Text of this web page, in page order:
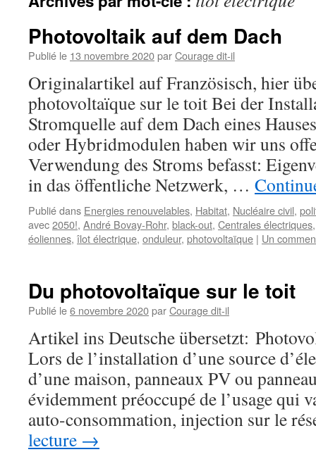
Photovoltaik auf dem Dach
Publié le 13 novembre 2020parCourage dit-il
Originalartikel auf Französisch, hier
photovoltaïque sur le toit Bei der
Stromquelle auf dem Dach eines
oder Hybridmodulen haben wir uns
Verwendung des Stroms befasst:
in das öffentliche Netzwerk, …
Publié dans Energies renouvelables, Habitat, Nucléaire civil,
avec2050!, André Bovay-Rohr, black-out, Centrales électriques
éoliennes, îlot électrique, onduleur, photovoltaïque | Un
Du photovoltaïque sur le toit
Publié le6 novembre 2020parCourage dit-il
Artikel ins Deutsche übersetzt:
Lors de l’installation d’une source
d’une maison, panneaux PV ou
évidemment préoccupé de l’usage qui
auto-consommation, injection sur le
lecture →